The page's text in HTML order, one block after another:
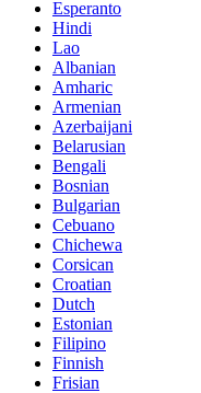
Esperanto
Hindi
Lao
Albanian
Amharic
Armenian
Azerbaijani
Belarusian
Bengali
Bosnian
Bulgarian
Cebuano
Chichewa
Corsican
Croatian
Dutch
Estonian
Filipino
Finnish
Frisian